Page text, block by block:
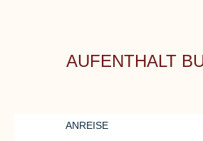
AUFENTHALT
ANREISE